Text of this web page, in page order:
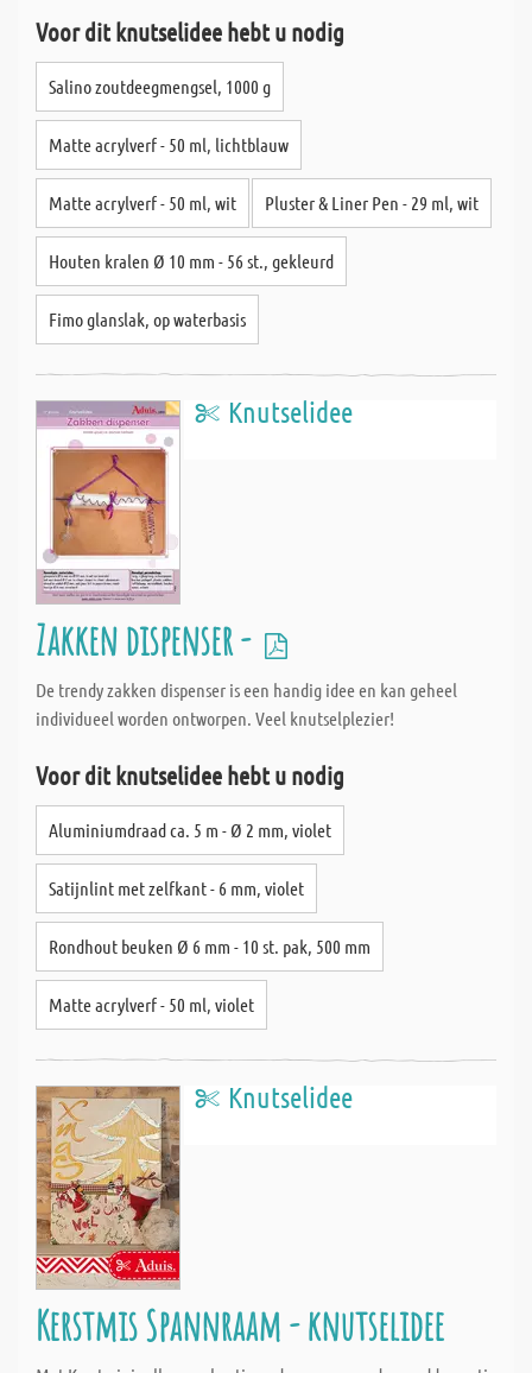
Voor dit knutselidee hebt u nodig
Salino zoutdeegmengsel, 1000 g
Matte acrylverf - 50 ml, lichtblauw
Matte acrylverf - 50 ml, wit Pluster & Liner Pen - 29 ml, wit
Houten kralen Ø 10 mm - 56 st., gekleurd
Fimo glanslak, op waterbasis
Knutselidee
Zakken dispenser -
De trendy zakken dispenser is een handig idee en kan geheel
individueel worden ontworpen. Veel knutselplezier!
Voor dit knutselidee hebt u nodig
Aluminiumdraad ca. 5 m - Ø 2 mm, violet
Satijnlint met zelfkant - 6 mm, violet
Rondhout beuken Ø 6 mm - 10 st. pak, 500 mm
Matte acrylverf - 50 ml, violet
Knutselidee
Kerstmis Spannraam - knutselidee